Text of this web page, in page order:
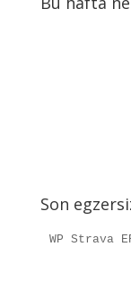
Son
WP Strava